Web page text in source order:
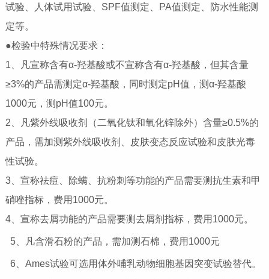
试验、人体试用试验、SPF值测定、PA值测定、防水性能测
定等。
●检验中特殊情况要求：
1、凡宣称含有α-羟基酸或不宣称含有α-羟基酸，但其含量
≥3%的产品需测定α-羟基酸，同时测定pH值，测α-羟基酸
1000元，测pH值100元。
2、凡紫外线吸收剂（二氧化钛和氧化锌除外）含量≥0.5%的
产品，需加测紫外线吸收剂、皮肤变态反应试验和皮肤光毒
性试验。
3、宣称祛痘、除螨、抗粉刺等功能的产品需要测抗生素和甲
硝唑指标，费用1000元。
4、宣称去屑功能的产品需要测去屑剂指标，费用1000元。
5、凡含滑石粉的产品，需加测石棉，费用1000元
6、Ames试验可选用体外哺乳动物细胞基因突变试验替代。